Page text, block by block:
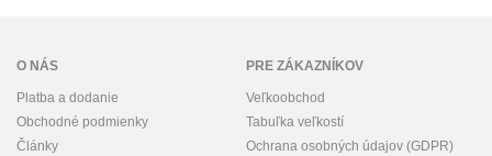
O NÁS
Platba a dodanie
Obchodné podmienky
Články
PRE ZÁKAZNÍKOV
Veľkoobchod
Tabuľka veľkostí
Ochrana osobných údajov (GDPR)